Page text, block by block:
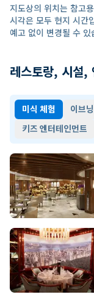
지도상의 위치는 참고
시각은 모두 현지 시간
예고 없이 변경될 수 있
레스토랑, 시설,
미식 체험 이브
키즈 엔터테인먼트